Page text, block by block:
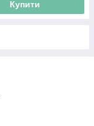
Купити